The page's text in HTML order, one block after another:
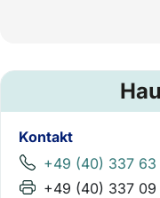
Kontakt
+49 (40) 337 63
+49 (40) 337 09